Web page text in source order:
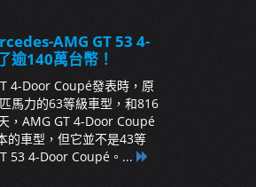
AMG GT 53 4-
逾140萬台幣！
4-Door Coupé發表時，原
馬力的63等級車型，和816
，AMG GT 4-Door Coupé
的車型，但它並不是43等
53 4-Door Coupé。...